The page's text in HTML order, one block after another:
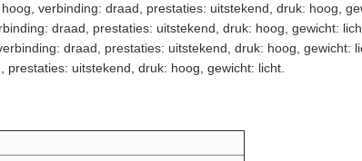
verbinding: draad, prestaties: uitstekend, druk: hoog,
draad, prestaties: uitstekend, druk: hoog, gewicht:
draad, prestaties: uitstekend, druk: hoog, gewicht:
uitstekend, druk: hoog, gewicht: licht.